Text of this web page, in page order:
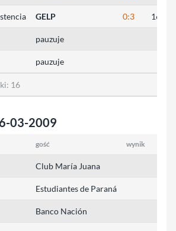
GELP 0:3
pauzuje
pauzuje
16
03-2009
gość wynik
Club María Juana
Estudiantes de Paraná
Banco Nación